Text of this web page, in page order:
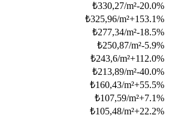
₺330,27/m²-20.0%
₺325,96/m²+153.1%
₺277,34/m²-18.5%
₺250,87/m²-5.9%
₺243,6/m²+112.0%
₺213,89/m²-40.0%
₺160,43/m²+55.5%
₺107,59/m²+7.1%
₺105,48/m²+22.2%